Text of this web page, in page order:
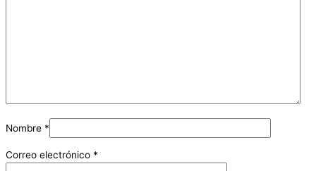
Nombre *
Correo electrónico *